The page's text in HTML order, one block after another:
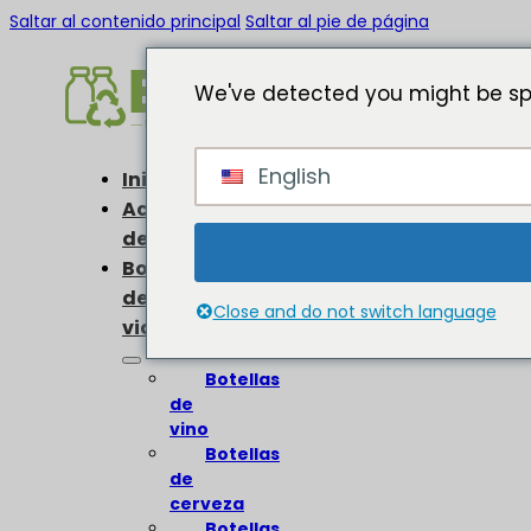
Saltar al contenido principal Saltar al pie de página
Inicio
Acerca
de
Botellas
de
vidrio
Botellas
de
vino
Botellas
de
cerveza
We've detected you might be
English
Close and do not switch language